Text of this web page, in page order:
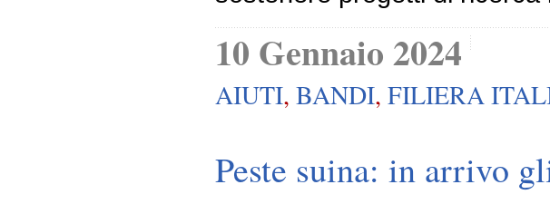
10 Gennaio 2024
AIUTI, BANDI, FILIERA
Peste suina: in arrivo